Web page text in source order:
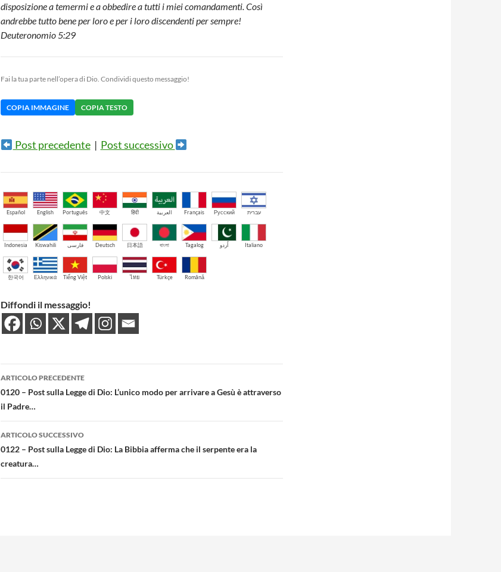
disposizione a temermi e a obbedire a tutti i miei comandamenti. Così
andrebbe tutto bene per loro e per i loro discendenti per sempre!
Deuteronomio 5:29
Fai la tua parte nell’opera di Dio. Condividi questo messaggio!
COPIA IMMAGINE COPIA TESTO
Post precedente| Post successivo
Español English Português 中文 हिंदी العربية Français Русский עברית
Indonesia Kiswahili فارسی Deutsch 日本語 বাংলা Tagalog اُردو Italiano
한국어 Ελληνικά Tiếng Việt Polski ไทย Türkçe Română
Diffondi il messaggio!
Navigazione
articolo
ARTICOLO PRECEDENTE
0120 – Post sulla Legge di Dio: L’unico modo per arrivare a Gesù è attraverso
il Padre…
ARTICOLO SUCCESSIVO
0122 – Post sulla Legge di Dio: La Bibbia afferma che il serpente era la
creatura…